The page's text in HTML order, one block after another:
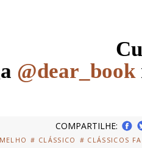
@dear_book
COMPARTILHE:
# CLÁSSICO
# CLÁSSICOS